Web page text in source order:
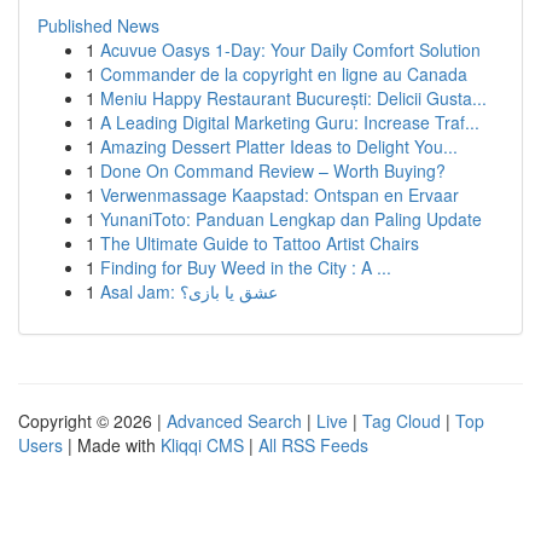
Published News
1 Acuvue Oasys 1-Day: Your Daily Comfort Solution
1 Commander de la copyright en ligne au Canada
1 Meniu Happy Restaurant București: Delicii Gusta...
1 A Leading Digital Marketing Guru: Increase Traf...
1 Amazing Dessert Platter Ideas to Delight You...
1 Done On Command Review – Worth Buying?
1 Verwenmassage Kaapstad: Ontspan en Ervaar
1 YunaniToto: Panduan Lengkap dan Paling Update
1 The Ultimate Guide to Tattoo Artist Chairs
1 Finding for Buy Weed in the City : A ...
1
Asal Jam: عشق یا بازی؟
Copyright © 2026 | Advanced Search | Live | Tag Cloud | Top
Users | Made with Kliqqi CMS | All RSS Feeds